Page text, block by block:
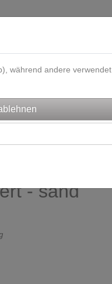
Impressum
-
- sand
während andere verwendet